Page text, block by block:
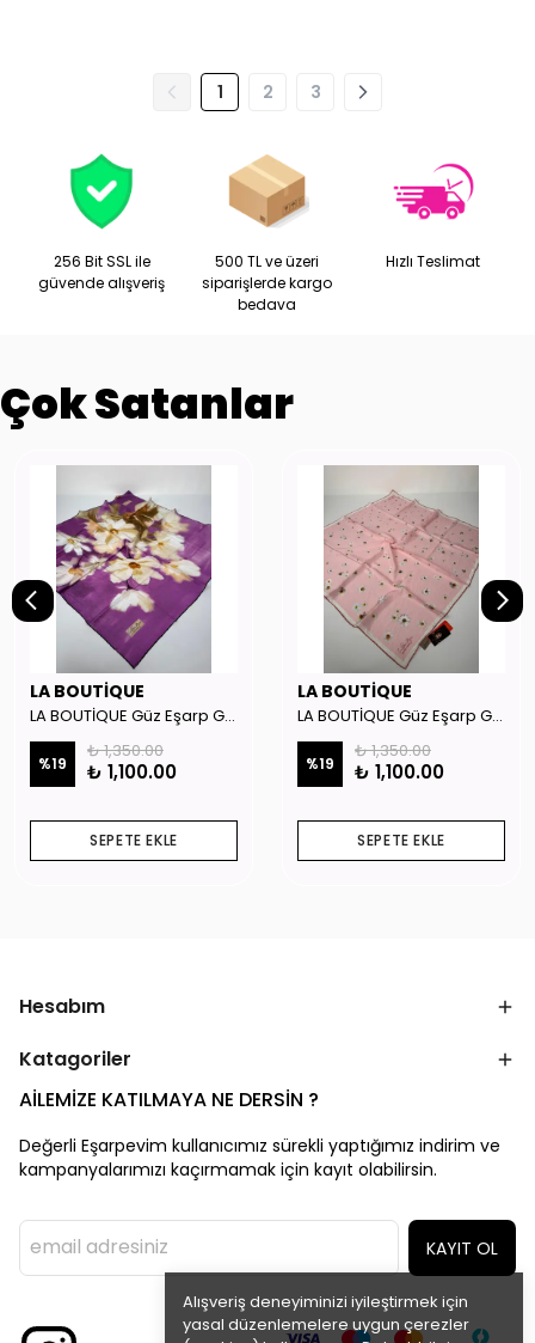
Alışveriş deneyiminizi iyileştirmek için
yasal düzenlemelere uygun çerezler
1 2 3
256 Bit SSL ile
güvende alışveriş
500 TL ve üzeri
siparişlerde kargo
bedava
Hızlı Teslimat
Çok Satanlar
LA BOUTİQUE
LA BOUTİQUE Güz Eşarp GYSE262908
%19
₺ 1,350.00
₺ 1,100.00
SEPETE EKLE
LA BOUTİQUE
LA BOUTİQUE Güz Eşarp GYSE130804
%19
₺ 1,350.00
₺ 1,100.00
SEPETE EKLE
Hesabım
Katagoriler
AİLEMİZE KATILMAYA NE DERSİN ?
Değerli Eşarpevim kullanıcımız sürekli yaptığımız indirim ve
kampanyalarımızı kaçırmamak için kayıt olabilirsin.
KAYIT OL